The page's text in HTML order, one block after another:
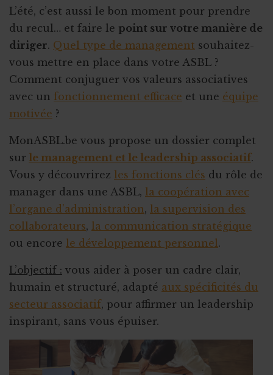
L’été, c’est aussi le bon moment pour prendre
du recul… et faire le point sur votre manière de
diriger. Quel type de management souhaitez-
vous mettre en place dans votre ASBL ?
Comment conjuguer vos valeurs associatives
avec un fonctionnement efficace et une équipe
motivée ?
MonASBL.be vous propose un dossier complet
sur le management et le leadership associatif.
Vous y découvrirez les fonctions clés du rôle de
manager dans une ASBL, la coopération avec
l’organe d’administration, la supervision des
collaborateurs, la communication stratégique
ou encore le développement personnel.
L’objectif : vous aider à poser un cadre clair,
humain et structuré, adapté aux spécificités du
secteur associatif, pour affirmer un leadership
inspirant, sans vous épuiser.